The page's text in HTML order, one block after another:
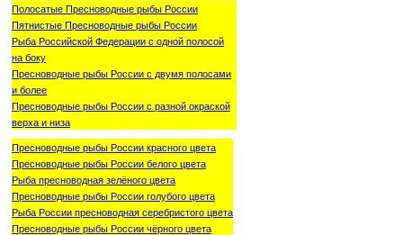
Полосатые Пресноводные рыбы России
Пятнистые Пресноводные рыбы России
Рыба Российской Федерации с одной полосой
на боку
Пресноводные рыбы России с двумя полосами
и более
Пресноводные рыбы России с разной окраской
верха и низа
Пресноводные рыбы России красного цвета
Пресноводные рыбы России белого цвета
Рыба пресноводная зелёного цвета
Пресноводные рыбы России голубого цвета
Рыба России пресноводная серебристого цвета
Пресноводные рыбы России чёрного цвета